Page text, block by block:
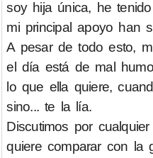
soy hija única, he
mi principal apoyo han
A pesar de todo esto,
el día está de mal
lo que ella quiere,
sino... te la lía.
Discutimos por
quiere comparar con la